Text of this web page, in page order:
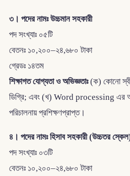
৩। পদের নামঃ উচ্চমান সহকারী
পদ সংখ্যাঃ ০৫টি
বেতনঃ ১০,২০০–২৪,৬৮০ টাকা
গ্রেডঃ ১৪তম
শিক্ষাগত যোগ্যতা ও অভিজ্ঞতাঃ(ক) কোনো
ডিগ্রি; এবং (খ) Word processing এর
পরিচালনায় প্রশিক্ষণপ্রাপ্ত।
৪। পদের নামঃ হিসাব সহকারী (উচ্চতর
পদ সংখ্যাঃ ০৩টি
বেতনঃ ১০,২০০–২৪,৬৮০ টাকা